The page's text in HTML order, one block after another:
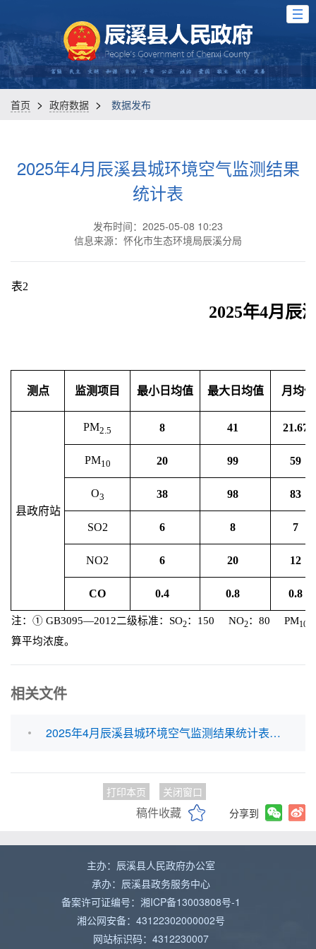
首页 > 政府数据 > 数据发布
2025年4月辰溪县城环境空气监测结果
统计表
发布时间：2025-05-08 10:23
信息来源：怀化市生态环境局辰溪分局
表2
2025年4月辰
测点 监测项目 最小日均值 最大日均值 月均值
县政府站
PM2.5 8 41 21.67
PM10 20 99 59
O3 38 98 83
SO2 6 8 7
NO2 6 20 12
CO 0.4 0.8 0.8
注：① GB3095—2012二级标准： SO2： 150 NO2： 80 PM10
算平均浓度。
相关文件
2025年4月辰溪县城环境空气监测结果统计表(1).xls
打印本页 关闭窗口
稿件收藏 分享到
主办：辰溪县人民政府办公室
承办：辰溪县政务服务中心
备案许可证编号：湘ICP备13003808号-1
湘公网安备：43122302000002号
网站标识码：4312230007